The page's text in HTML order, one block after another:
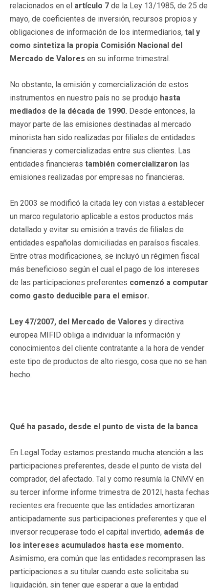
relacionados en el artículo 7 de la Ley 13/1985, de 25 de
mayo, de coeficientes de inversión, recursos propios y
obligaciones de información de los intermediarios, tal y
como sintetiza la propia Comisión Nacional del
Mercado de Valores en su informe trimestral.
No obstante, la emisión y comercialización de estos
instrumentos en nuestro país no se produjo hasta
mediados de la década de 1990. Desde entonces, la
mayor parte de las emisiones destinadas al mercado
minorista han sido realizadas por filiales de entidades
financieras y comercializadas entre sus clientes. Las
entidades financieras también comercializaron las
emisiones realizadas por empresas no financieras.
En 2003 se modificó la citada ley con vistas a establecer
un marco regulatorio aplicable a estos productos más
detallado y evitar su emisión a través de filiales de
entidades españolas domiciliadas en paraísos fiscales.
Entre otras modificaciones, se incluyó un régimen fiscal
más beneficioso según el cual el pago de los intereses
de las participaciones preferentes comenzó a computar
como gasto deducible para el emisor.
Ley 47/2007, del Mercado de Valores y directiva
europea MIFID obliga a individuar la información y
conocimientos del cliente contratante a la hora de vender
este tipo de productos de alto riesgo, cosa que no se han
hecho.
Qué ha pasado, desde el punto de vista de la banca
En Legal Today estamos prestando mucha atención a las
participaciones preferentes, desde el punto de vista del
comprador, del afectado. Tal y como resumía la CNMV en
su tercer informe informe trimestra de 2012l, hasta fechas
recientes era frecuente que las entidades amortizaran
anticipadamente sus participaciones preferentes y que el
inversor recuperase todo el capital invertido, además de
los intereses acumulados hasta ese momento.
Asimismo, era común que las entidades recomprasen las
participaciones a su titular cuando este solicitaba su
liquidación, sin tener que esperar a que la entidad